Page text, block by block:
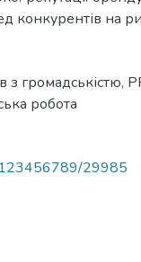
конкурентів на
з громадськістю,
робота
123456789/29985